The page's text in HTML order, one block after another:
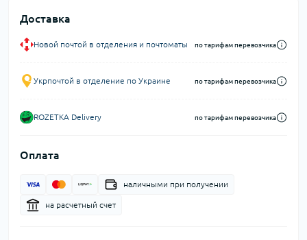
Доставка
Новой почтой в отделения и почтоматы по тарифам перевозчика
Укрпочтой в отделение по Украине по тарифам перевозчика
ROZETKA Delivery по тарифам перевозчика
Оплата
наличными при получении
на расчетный счет